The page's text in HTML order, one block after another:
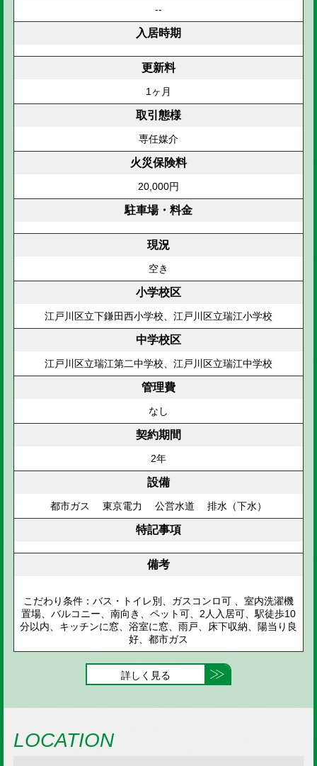
--
入居時期
更新料
1ヶ月
取引態様
専任媒介
火災保険料
20,000円
駐車場・料金
現況
空き
小学校区
江戸川区立下鎌田西小学校、江戸川区立瑞江小学校
中学校区
江戸川区立瑞江第二中学校、江戸川区立瑞江中学校
管理費
なし
契約期間
2年
設備
都市ガス 東京電力 公営水道 排水（下水）
特記事項
備考
こだわり条件：バス・トイレ別、ガスコンロ可 、室内洗濯機
置場、バルコニー、南向き、ペット可、2人入居可、駅徒歩10
分以内、キッチンに窓、浴室に窓、雨戸、床下収納、陽当り良
好、都市ガス
詳しく見る
LOCATION